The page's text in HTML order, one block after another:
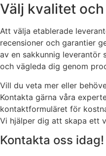
Välj kvalitet
Att välja etablerade
recensioner och garantier
av en sakkunnig leverantör
och vägleda dig genom
Vill du veta mer eller
Kontakta gärna våra
kontaktformuläret för
Vi hjälper dig att skapa ett
Kontakta oss idag!